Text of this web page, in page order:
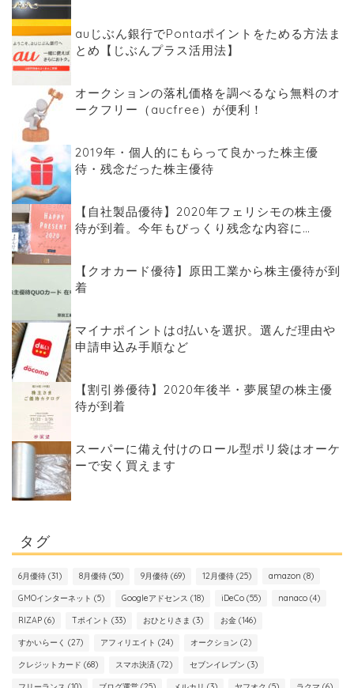
auじぶん銀行でPontaポイントをためる方法ま
とめ【じぶんプラス活用法】
オークションの落札価格を調べるなら無料のオ
ークフリー（aucfree）が便利！
2019年・個人的にもらって良かった株主優
待・残念だった株主優待
【自社製品優待】2020年フェリシモの株主優
待が到着。今年もびっくり残念な内容に…
【クオカード優待】原田工業から株主優待が到
着
マイナポイントはd払いを選択。選んだ理由や
申請申込み手順など
【割引券優待】2020年後半・夢展望の株主優
待が到着
スーパーに備え付けのロール型ポリ袋はオーケ
ーで安く買えます
タグ
6月優待 (31) 8月優待 (50) 9月優待 (69) 12月優待 (25) amazon (8)
GMOインターネット (5) Googleアドセンス (18) iDeCo (55) nanaco (4)
RIZAP (6) Tポイント (33) おひとりさま (3) お金 (146)
すかいらーく (27) アフィリエイト (24) オークション (2)
クレジットカード (68) スマホ決済 (72) セブンイレブン (3)